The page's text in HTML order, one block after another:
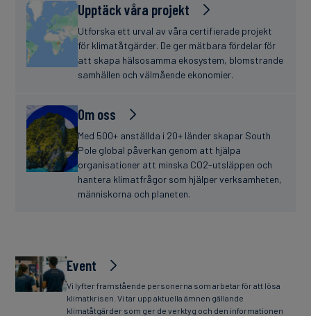
Upptäck våra projekt
Utforska ett urval av våra certifierade projekt
för klimatåtgärder. De ger mätbara fördelar för
att skapa hälsosamma ekosystem, blomstrande
samhällen och välmående ekonomier.
Om oss
Med 500+ anställda i 20+ länder skapar South
Pole global påverkan genom att hjälpa
organisationer att minska CO2-utsläppen och
hantera klimatfrågor som hjälper verksamheten,
människorna och planeten.
Event
Vi lyfter framstående personerna som arbetar för att lösa
klimatkrisen. Vi tar upp aktuella ämnen gällande
klimatåtgärder som ger de verktyg och den informationen